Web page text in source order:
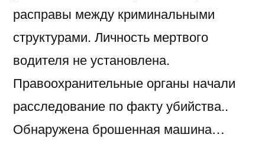
расправы между криминальными
структурами. Личность мертвого
водителя не установлена.
Правоохранительные органы начали
расследование по факту убийства..
Обнаружена брошенная машина…